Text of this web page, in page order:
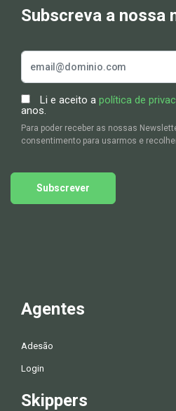
Subscreva a nossa
Li e aceito a política de
anos.
Para poder receber as nossas
consentimento para usarmos e
Subscrever
Agentes
Adesão
Login
Skippers